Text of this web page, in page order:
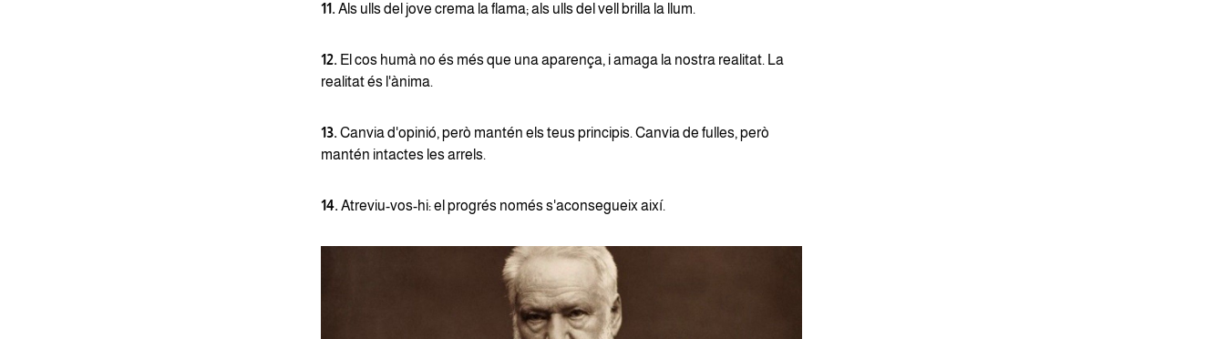
11. Als ulls del jove crema la flama; als ulls del vell brilla la llum.
12. El cos humà no és més que una aparença, i amaga la nostra realitat. La
realitat és l'ànima.
13. Canvia d'opinió, però mantén els teus principis. Canvia de fulles, però
mantén intactes les arrels.
14. Atreviu-vos-hi: el progrés només s'aconsegueix així.